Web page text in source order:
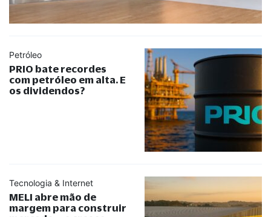
Petróleo
PRIO bate recordes
com petróleo em alta. E
os dividendos?
Tecnologia & Internet
MELI abre mão de
margem para construir